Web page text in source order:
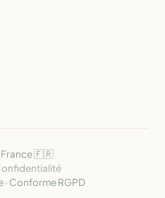
France 🇫🇷
· Conforme RGPD